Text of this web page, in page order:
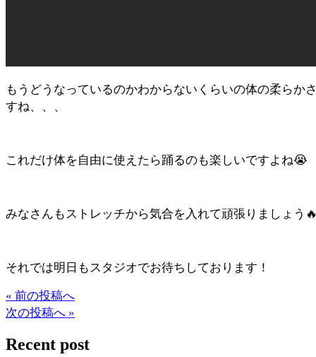
もうどうなっているのかわからないくらいの体の柔らか
すね、、、
これだけ体を自由に使えたら踊るのも楽しいですよね😭
みなさんもストレッチから気合を入れて頑張りましょう
それでは明日もスタジオでお待ちしております！
« 前の投稿へ
次の投稿へ »
Recent post